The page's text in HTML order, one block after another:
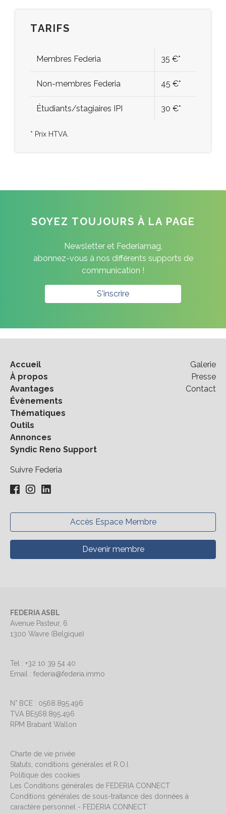
TARIFS
Membres Federia 35 €*
Non-membres Federia 45 €*
Étudiants/stagiaires IPI 30 €*
* Prix HTVA.
SOYEZ TOUJOURS À LA PAGE
Newsletter et Federiamag,
abonnez-vous à nos différents supports de
communication !
S'inscrire
Accueil
À propos
Avantages
Évènements
Thématiques
Outils
Annonces
Syndic Reno Support
Galerie
Presse
Contact
Suivre Federia
Accès Espace Membre
Devenir membre
FEDERIA ASBL
Avenue Pasteur, 6
1300 Wavre (Belgique)
Tel : +32 10 39 54 40
Email : federia@federia.immo
N° BCE : 0568.895.496
TVA BE568.895.496
RPM Brabant Wallon
Charte de vie privée
Statuts, conditions générales et R.O.I.
Politique des cookies
Les Conditions générales de FEDERIA CONNECT
Conditions générales de sous-traitance des données à
caractère personnel - FEDERIA CONNECT